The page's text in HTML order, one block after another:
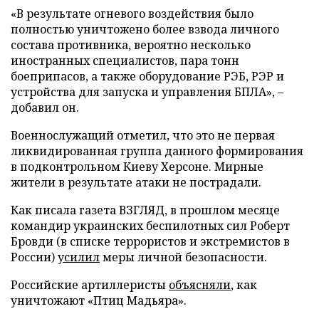
«В результате огневого воздействия было
полностью уничтожено более взвода личного
состава противника, вероятно несколько
иностранных специалистов, пара тонн
боеприпасов, а также оборудование РЭБ, РЭР и
устройства для запуска и управления БПЛА», –
добавил он.
Военнослужащий отметил, что это не первая
ликвидированная группа данного формирования
в подконтрольном Киеву Херсоне. Мирные
жители в результате атаки не пострадали.
Как писала газета ВЗГЛЯД, в прошлом месяце
командир украинских беспилотных сил Роберт
Бровди (в списке террористов и экстремистов в
России)усилилмеры личной безопасности.
Российские артиллеристы объясняли, как
уничтожают «Птиц Мадьяра».